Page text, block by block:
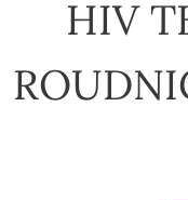
HIV